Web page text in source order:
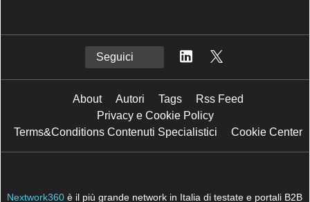
Seguici
About Autori Tags
Rss Feed
Privacy e Cookie Policy